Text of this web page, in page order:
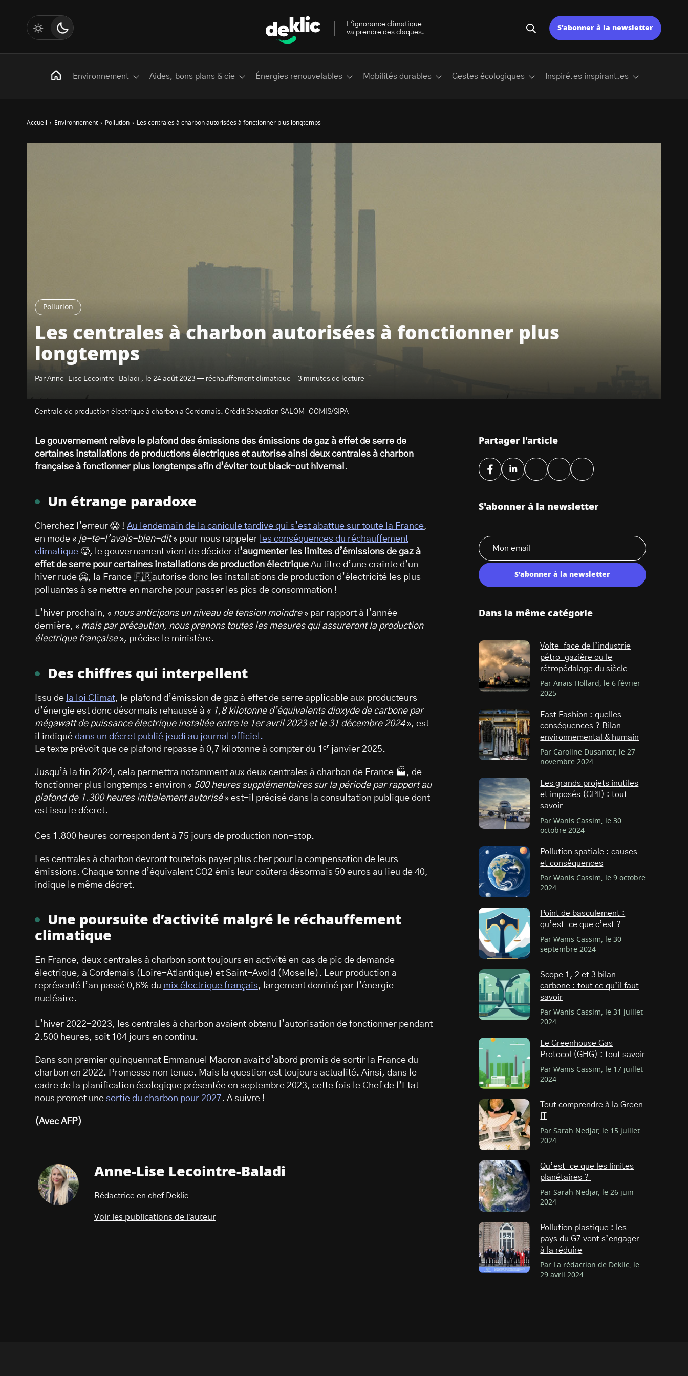
Pollution
Les centrales à charbon autorisées à fonctionner plus
longtemps
Par Anne-Lise Lecointre-Baladi , le 24 août 2023 — réchauffement climatique - 3 minutes de lecture
Centrale de production électrique à charbon a Cordemais. Crédit Sebastien SALOM-GOMIS/SIPA
Accueil › Environnement › Pollution › Les centrales à charbon autorisées à fonctionner plus longtemps
Le gouvernement relève le plafond des émissions des émissions de gaz à effet de serre de
certaines installations de productions électriques et autorise ainsi deux centrales à charbon
française à fonctionner plus longtemps afin d’éviter tout black-out hivernal.
Un étrange paradoxe
Cherchez l’erreur 😱 ! Au lendemain de la canicule tardive qui s’est abattue sur toute la France,
en mode « je-te-l’avais-bien-dit» pour nous rappeler les conséquences du réchauffement
climatique 🥵, le gouvernement vient de décider d’augmenter les limites d’émissions de gaz à
effet de serre pour certaines installations de production électrique Au titre d’une crainte d’un
hiver rude 🥶, la France 🇫🇷autorise donc les installations de production d’électricité les plus
polluantes à se mettre en marche pour passer les pics de consommation !
L’hiver prochain, « nous anticipons un niveau de tension moindre» par rapport à l’année
dernière, « mais par précaution, nous prenons toutes les mesures qui assureront la production
électrique française», précise le ministère.
Des chiffres qui interpellent
Issu de la loi Climat, le plafond d’émission de gaz à effet de serre applicable aux producteurs
d’énergie est donc désormais rehaussé à « 1,8 kilotonne d’équivalents dioxyde de carbone par
mégawatt de puissance électrique installée entre le 1er avril 2023 et le 31 décembre 2024», est-
il indiqué dans un décret publié jeudi au journal officiel.
Le texte prévoit que ce plafond repasse à 0,7 kilotonne à compter du 1ᵉʳ janvier 2025.
Jusqu’à la fin 2024, cela permettra notamment aux deux centrales à charbon de France 🏭, de
fonctionner plus longtemps : environ « 500 heures supplémentaires sur la période par rapport au
plafond de 1.300 heures initialement autorisé» est-il précisé dans la consultation publique dont
est issu le décret.
Ces 1.800 heures correspondent à 75 jours de production non-stop.
Les centrales à charbon devront toutefois payer plus cher pour la compensation de leurs
émissions. Chaque tonne d’équivalent CO2 émis leur coûtera désormais 50 euros au lieu de 40,
indique le même décret.
Une poursuite d’activité malgré le réchauffement
climatique
En France, deux centrales à charbon sont toujours en activité en cas de pic de demande
électrique, à Cordemais (Loire-Atlantique) et Saint-Avold (Moselle). Leur production a
représenté l’an passé 0,6% du mix électrique français, largement dominé par l’énergie
nucléaire.
L’hiver 2022-2023, les centrales à charbon avaient obtenu l’autorisation de fonctionner pendant
2.500 heures, soit 104 jours en continu.
Dans son premier quinquennat Emmanuel Macron avait d’abord promis de sortir la France du
charbon en 2022. Promesse non tenue. Mais la question est toujours actualité. Ainsi, dans le
cadre de la planification écologique présentée en septembre 2023, cette fois le Chef de l’Etat
nous promet une sortie du charbon pour 2027. A suivre !
(Avec AFP)
Anne-Lise Lecointre-Baladi
Rédactrice en chef Deklic
Voir les publications de l'auteur
Partager l'article
S'abonner à la newsletter
S'abonner à la newsletter
Dans la même catégorie
Volte-face de l’industrie
pétro-gazière ou le
rétropédalage du siècle
Par Anaïs Hollard, le 6 février
2025
Fast Fashion : quelles
conséquences ? Bilan
environnemental & humain
Par Caroline Dusanter, le 27
novembre 2024
Les grands projets inutiles
et imposés (GPII) : tout
savoir
Par Wanis Cassim, le 30
octobre 2024
Pollution spatiale : causes
et conséquences
Par Wanis Cassim, le 9 octobre
2024
Point de basculement :
qu’est-ce que c’est ?
Par Wanis Cassim, le 30
septembre 2024
Scope 1, 2 et 3 bilan
carbone : tout ce qu’il faut
savoir
Par Wanis Cassim, le 31 juillet
2024
Le Greenhouse Gas
Protocol (GHG) : tout savoir
Par Wanis Cassim, le 17 juillet
2024
Tout comprendre à la Green
Par Sarah Nedjar, le 15 juillet
2024
Qu’est-ce que les limites
planétaires ?
Par Sarah Nedjar, le 26 juin
2024
Pollution plastique : les
pays du G7 vont s’engager
à la réduire
Par La rédaction de Deklic, le
29 avril 2024
L'ignorance climatique
va prendre des claques.
S’abonner à la newsletter
Environnement Aides, bons plans & cie Énergies renouvelables Mobilités durables Gestes écologiques Inspiré.es inspirant.es
Les mots clés les plus recherchés sur Deklic
interview